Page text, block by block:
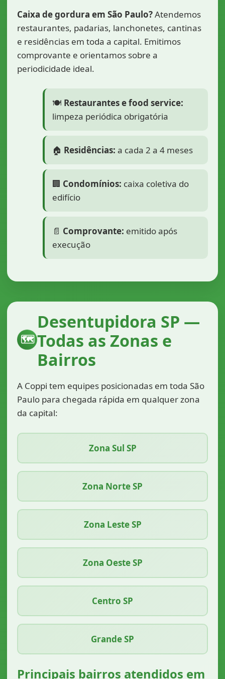
Caixa de gordura em São Paulo?Atendemos
restaurantes, padarias, lanchonetes, cantinas
e residências em toda a capital. Emitimos
comprovante e orientamos sobre a
periodicidade ideal.
🍽️ Restaurantes e food service:
limpeza periódica obrigatória
🏠 Residências: a cada 2 a 4 meses
🏢 Condomínios: caixa coletiva do
edifício
📄 Comprovante: emitido após
execução
🗺️
Desentupidora SP —
Todas as Zonas e
Bairros
A Coppi tem equipes posicionadas em toda São
Paulo para chegada rápida em qualquer zona
da capital:
Zona Sul SP
Zona Norte SP
Zona Leste SP
Zona Oeste SP
Centro SP
Grande SP
Principais bairros atendidos em